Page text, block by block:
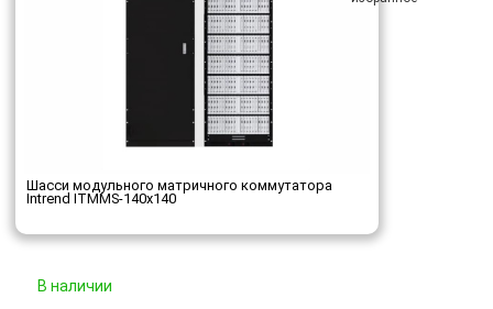
Шасси модульного матричного коммутатора
Intrend ITMMS-140x140
В наличии